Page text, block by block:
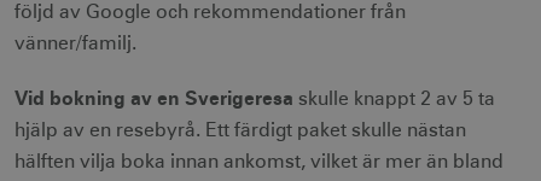
följd av Google och rekommendationer från
vänner/familj.
Vid bokning av en Sverigeresa skulle knappt 2 av 5 ta
hjälp av en resebyrå. Ett färdigt paket skulle nästan
hälften vilja boka innan ankomst, vilket är mer än bland
__cf_bm
Cloudflare Inc.
.vimeo.com
30